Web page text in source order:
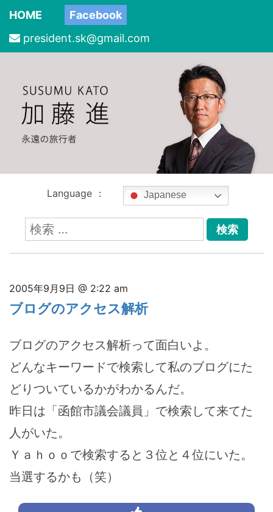
HOME
Facebook
president.sk@gmail.com
Language ： Japanese
検
索:
2005年9月9日 @ 2:22 am
ブログのアクセス解析
ブログのアクセス解析って面白いよ。
どんなキーワードで検索して私のブログにた
どりついているかがわかるんだ。
昨日は「函館市議会議員」で検索して来てた
人がいた。
Ｙａｈｏｏで検索すると３位と４位にいた。
当選するかも（笑）